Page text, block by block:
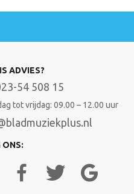
ADVIES?
54 508 15
tot vrijdag: 09.00 – 12.00 uur
ONS: